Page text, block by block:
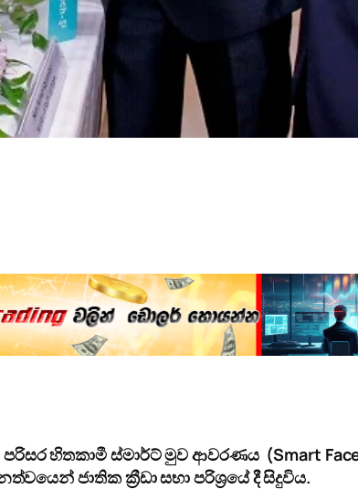
පරිසර හිතකාමී ස්මාර්ට් මුව ආවරණය (Smart
ජාතික ක්‍රීඩා සභා පරිශ්‍රයේ දී සිදුවිය.